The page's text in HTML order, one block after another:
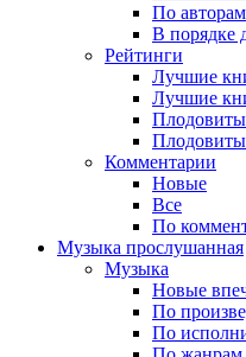
По авторам
В порядке
Рейтинги
Лучшие
Лучшие
Комментарии
Новые
Все
По
Музыка прослушанная
Музыка
Новые
По
По